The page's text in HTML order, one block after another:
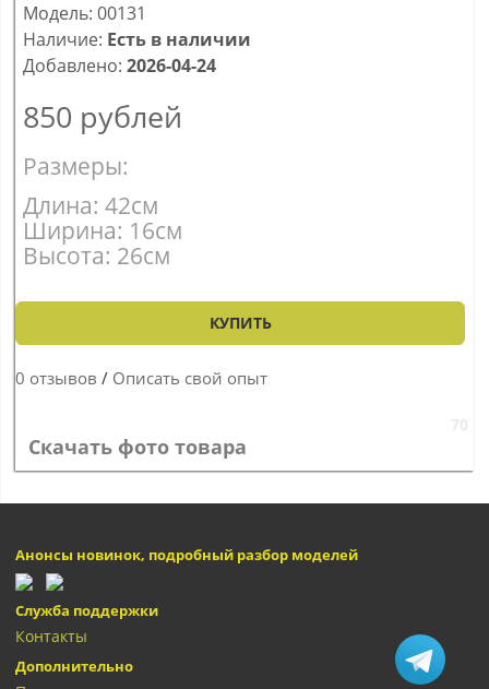
Модель: 00131
Наличие: Есть в наличии
Добавлено: 2026-04-24
850 рублей
Размеры:
Длина: 42см
Ширина: 16см
Высота: 26см
КУПИТЬ
0 отзывов / Описать свой опыт
Скачать фото товара
Анонсы новинок, подробный разбор моделей
Служба поддержки
Контакты
Дополнительно